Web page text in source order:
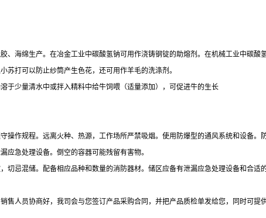
海绵生产。在冶金工业中碳酸氢钠可用作浇铸钢锭的助熔剂。在机械工业中碳酸
打可以防止纱筒产生色花，还可用作羊毛的洗涤剂。
于少量清水中或拌入精料中给牛饲喂（适量添加），可促进牛的生长
作规程。远离火种、热源，工作场所严禁吸烟。使用防爆型的通风系统和设备。
应急处理设备。倒空的容器可能残留有害物。
忌混储。配备相应品种和数量的消防器材。储区应备有泄漏应急处理设备和合适的
人员协商好，我司会与您签订产品采购合同，并把产品质检单发给您，同时可提